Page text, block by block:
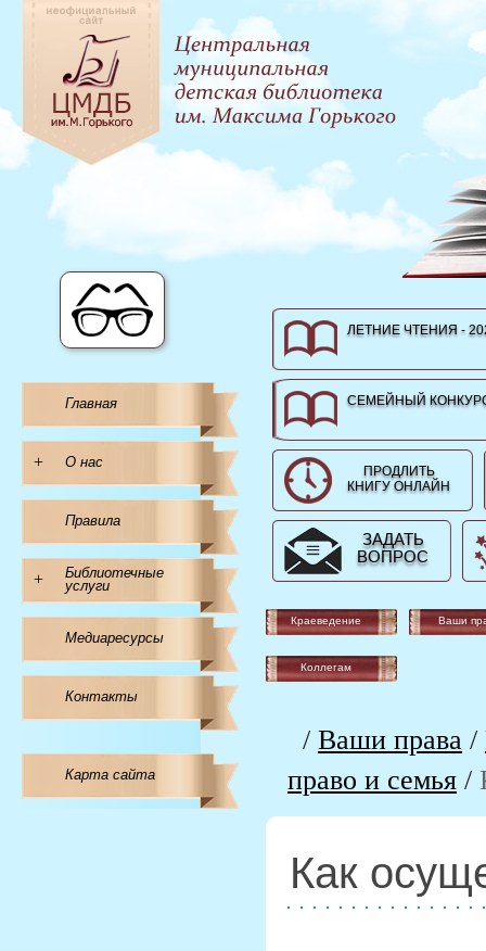
Главная
+ О нас
Правила
+
Библиотечные
услуги
Медиаресурсы
Контакты
Карта сайта
ЛЕТНИЕ ЧТЕНИЯ -
СЕМЕЙНЫЙ
ПРОДЛИТЬ
КНИГУ ОНЛАЙН
ЗАДАТЬ
ВОПРОС
Краеведение Ваши
Коллегам
/ Ваши права /
право и семья /
Как